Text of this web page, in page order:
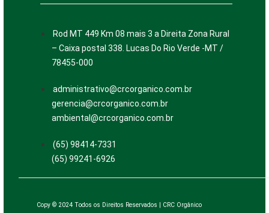
Rod MT 449 Km 08 mais 3 a Direita Zona Rural
– Caixa postal 338. Lucas Do Rio Verde -MT /
78455-000
administrativo@crcorganico.com.br
gerencia@crcorganico.com.br
ambiental@crcorganico.com.br
(65) 98414-7331
(65) 99241-6926
Copy © 2024 Todos os Direitos Reservados | CRC Orgânico